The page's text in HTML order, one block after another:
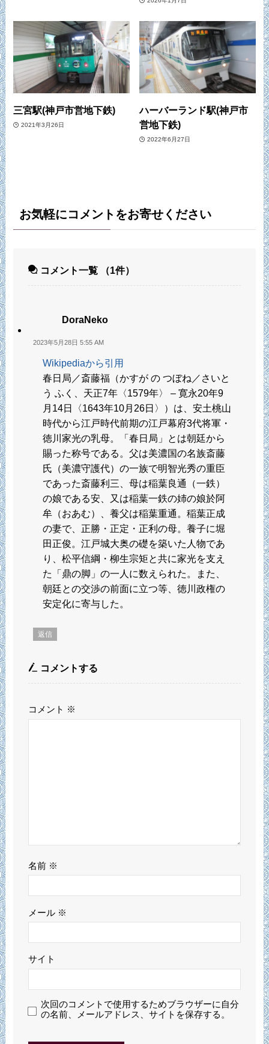
三宮駅(神戸市営地下鉄)
2021年3月26日
ハーバーランド駅(神戸市
営地下鉄)
2022年6月27日
お気軽にコメントをお寄せください
コメント一覧 （1件）
DoraNeko
2023年5月28日 5:55 AM
Wikipediaから引用
春日局／斎藤福（かすが の つぼね／さいと
う ふく、天正7年〈1579年〉 – 寛永20年9
月14日〈1643年10月26日〉）は、安土桃山
時代から江戸時代前期の江戸幕府3代将軍・
徳川家光の乳母。「春日局」とは朝廷から
賜った称号である。父は美濃国の名族斎藤
氏（美濃守護代）の一族で明智光秀の重臣
であった斎藤利三、母は稲葉良通（一鉄）
の娘である安、又は稲葉一鉄の姉の娘於阿
牟（おあむ）、養父は稲葉重通。稲葉正成
の妻で、正勝・正定・正利の母。養子に堀
田正俊。江戸城大奥の礎を築いた人物であ
り、松平信綱・柳生宗矩と共に家光を支え
た「鼎の脚」の一人に数えられた。また、
朝廷との交渉の前面に立つ等、徳川政権の
安定化に寄与した。
返信
コメントする
コメント ※
名前 ※
メール ※
サイト
次回のコメントで使用するためブラウザーに自分
の名前、メールアドレス、サイトを保存する。